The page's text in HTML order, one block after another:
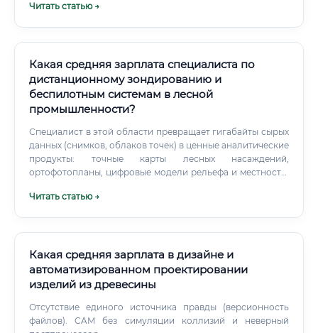
Читать статью →
Какая средняя зарплата специалиста по
дистанционному зондированию и
беспилотным системам в лесной
промышленности?
Специалист в этой области превращает гигабайты сырых
данных (снимков, облаков точек) в ценные аналитические
продукты: точные карты лесных насаждений,
ортофотопланы, цифровые модели рельефа и местности,
выявление незаконных рубок, очагов болезней или
оценок к точному, объективному и оперативному
управлению лесными ресурсами. Круг должностных
обязанностей специалиста Круг обязанностей такого
специалиста весьма широк и требует комплексного
подхода, сочетающего полевую и камеральную
(офисную) работу.
Читать статью →
Какая средняя зарплата в дизайне и
автоматизированном проектировании
изделий из древесины
Отсутствие единого источника правды (версионность
файлов). CAM без симуляции коллизий и неверный